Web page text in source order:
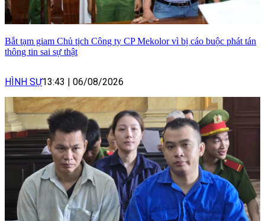
Bắt tạm giam Chủ tịch Công ty CP Mekolor vì bị cáo buộc phát tán
thông tin sai sự thật
HÌNH SỰ13:43 06/08/2026